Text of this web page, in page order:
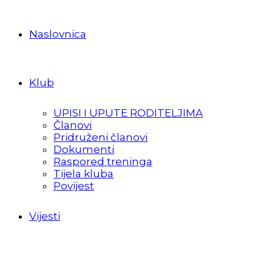
Naslovnica
Klub
UPISI I UPUTE RODITELJIMA
Članovi
Pridruženi članovi
Dokumenti
Raspored treninga
Tijela kluba
Povijest
Vijesti